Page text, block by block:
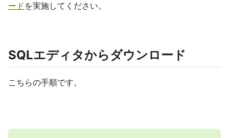
ード を実施してください。
SQLエディタからダウンロード
こちらの手順です。